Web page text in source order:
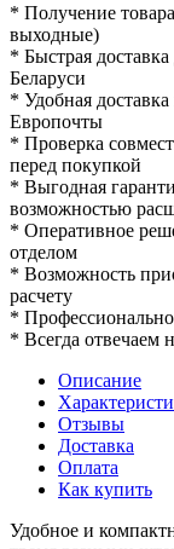
* Получение
выходные)
* Быстрая
Беларуси
* Удобная
Европочты
* Проверка
перед покупкой
* Выгодная
возможностью
* Оперативное
отделом
* Возможность
расчету
*
* Всегда отвечаем
Описание
Отзывы
Доставка
Оплата
Как купить
Удобное и